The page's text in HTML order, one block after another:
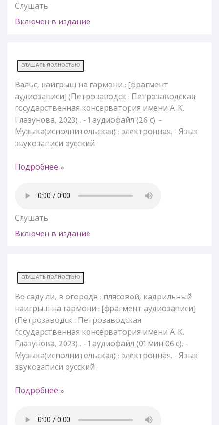
Слушать
Включен в издание
СЛУШАТЬ ПОЛНОСТЬЮ
Вальс, наигрыш на гармони : [фрагмент
аудиозаписи] (Петрозаводск : Петрозаводская
государственная консерватория имени А. К.
Глазунова, 2023) . - 1 аудиофайл (26 с). -
Музыка(исполнительская) : электронная. - Язык
звукозаписи русский
Подробнее »
Слушать
Включен в издание
СЛУШАТЬ ПОЛНОСТЬЮ
Во саду ли, в огороде : плясовой, кадрильный
наигрыш на гармони : [фрагмент аудиозаписи]
(Петрозаводск : Петрозаводская
государственная консерватория имени А. К.
Глазунова, 2023) . - 1 аудиофайл (01 мин 06 с). -
Музыка(исполнительская) : электронная. - Язык
звукозаписи русский
Подробнее »